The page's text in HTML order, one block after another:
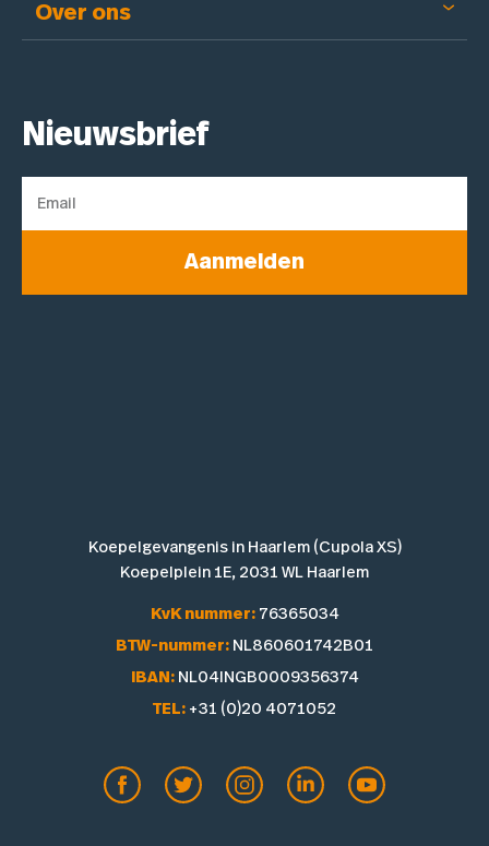
Over ons
Nieuwsbrief
Aanmelden
Koepelgevangenis in Haarlem (Cupola XS)
Koepelplein 1E, 2031 WL Haarlem
KvK nummer:76365034
BTW-nummer: NL860601742B01
IBAN:NL04INGB0009356374
TEL: +31 (0)20 4071052